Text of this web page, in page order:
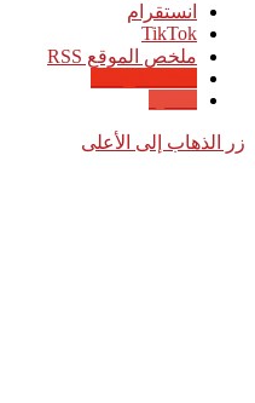
انستقرام
‫TikTok
ملخص الموقع RSS
زر الذهاب إلى الأعلى